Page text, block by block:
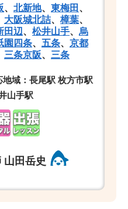
、 北新地、 東梅田、
大阪城北詰、 樟葉、
田辺、 松井山手、 烏
園四条、 五条、 京都
三条京阪、 三条
域：長尾駅 枚方市駅
山手駅
山田岳史